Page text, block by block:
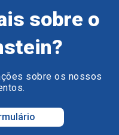
sobre o
sobre os nossos